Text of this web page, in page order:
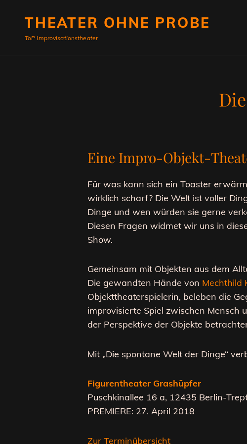
THEATER OHNE PROBE
ToP Improvisationstheater
Eine Impro-Objekt-
Für was kann sich ein Toaster
wirklich scharf? Die Welt ist voller
Dinge und wen würden sie gerne
Diesen Fragen widmet wir uns in
Show.
Gemeinsam mit Objekten aus dem
Die gewandten Hände von Mechthild
Objekttheaterspielerin, beleben die
improvisierte Spiel zwischen Mensch
der Perspektive der Objekte
Mit „Die spontane Welt der Dinge“
Figurentheater Grashüpfer
Puschkinallee 16 a, 12435 Berlin-
PREMIERE: 27. April 2018
Zur Terminübersicht